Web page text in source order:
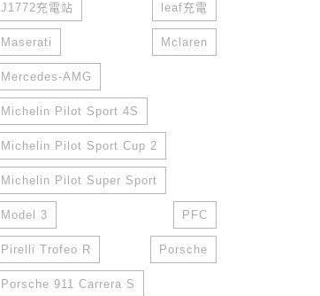
J1772充電站 leaf充電
Maserati Mclaren
Mercedes-AMG
Michelin Pilot Sport 4S
Michelin Pilot Sport Cup 2
Michelin Pilot Super Sport
Model 3 PFC
Pirelli Trofeo R Porsche
Porsche 911 Carrera S